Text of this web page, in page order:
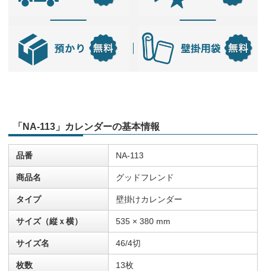
「NA-113」カレンダーの基本情報
品番 NA-113
商品名 グッドフレンド
タイプ 壁掛けカレンダー
サイズ（縦ｘ横） 535 × 380 mm
サイズ名 46/4切
枚数 13枚